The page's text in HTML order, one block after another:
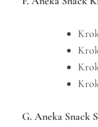
G. Aneka Snack